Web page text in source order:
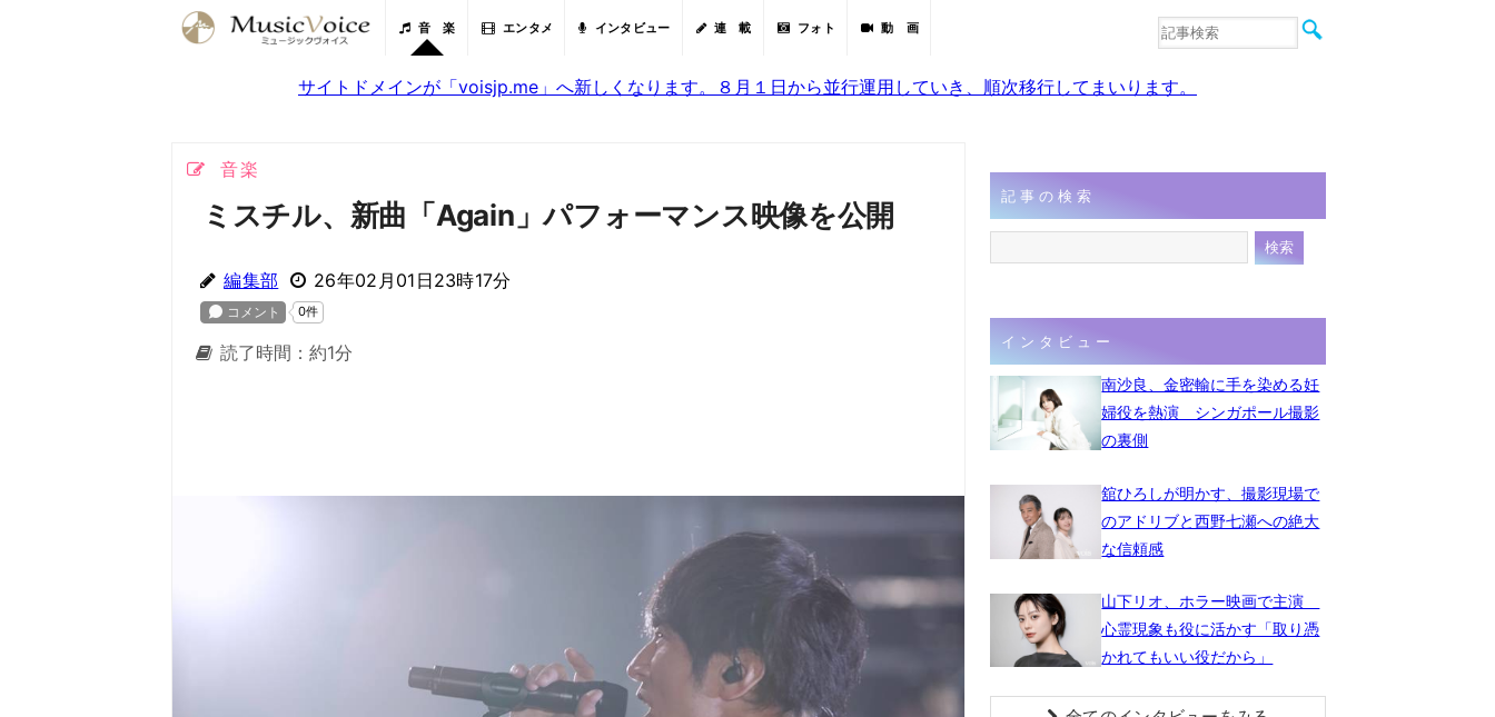
音 楽 エンタメ インタビュー 連 載 フォト 動 画
音楽
サイトドメインが「voisjp.me」へ新しくなります。８月１日から並行運用していき、順次移行してまいります。
音楽
ミスチル、新曲「Again」パフォーマンス映像を公開
編集部 26年02月01日23時17分
読了時間：約1分
記事の検索
インタビュー
南沙良、金密輸に手を染める妊
婦役を熱演 シンガポール撮影
の裏側
舘ひろしが明かす、撮影現場で
のアドリブと西野七瀬への絶大
な信頼感
山下リオ、ホラー映画で主演
心霊現象も役に活かす「取り憑
かれてもいい役だから」